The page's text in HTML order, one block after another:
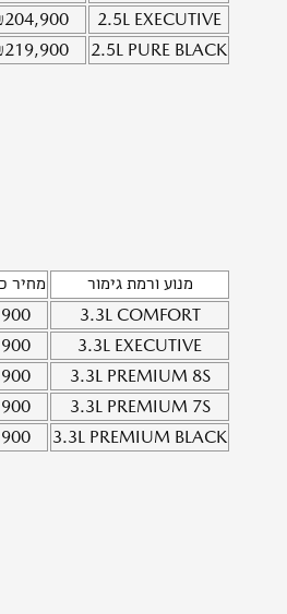
2.5L EXECUTIVE
204,900
2.5L PURE BLACK
219,900
מנוע ורמת גימור מחיר
3.3L COMFORT
3.3L EXECUTIVE
3.3L PREMIUM 8S
3.3L PREMIUM 7S
3.3L PREMIUM BLACK